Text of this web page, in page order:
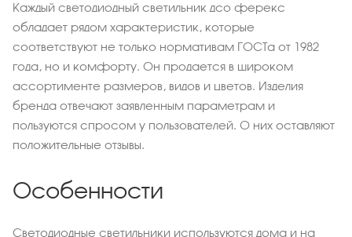
Каждый светодиодный светильник дсо ферекс
обладает рядом характеристик, которые
соответствуют не только нормативам ГОСТа от 1982
года, но и комфорту. Он продается в широком
ассортименте размеров, видов и цветов. Изделия
бренда отвечают заявленным параметрам и
пользуются спросом у пользователей. О них оставляют
положительные отзывы.
Особенности
Светодиодные светильники используются дома и на